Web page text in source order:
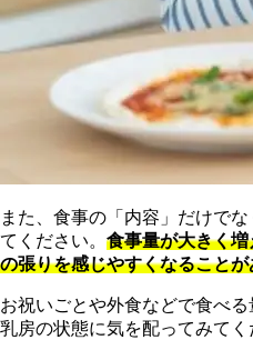
また、食事の「内容」だけで
てください。 食事量が大きく
の張りを感じやすくなることが
お祝いごとや外食などで食べ
乳房の状態に気を配ってみてく